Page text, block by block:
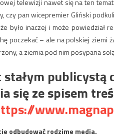
telewizji nawet się na ten
czy pan wicepremier Gliński
było inaczej i może powiedział
poczekać – ale na polskiej ziemi
a ziemia pod nim posypana
publicystą
się ze spisem
odbudować rodzime media.